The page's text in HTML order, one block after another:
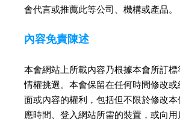
會代言或推薦此等公司、機構或產品。
內容免責陳述
本會網站上所載內容乃根據本會所訂
情權挑選。本會保留在任何時間修改
面或內容的權利，包括但不限於修改
應時間、登入網站所需的裝置，或向